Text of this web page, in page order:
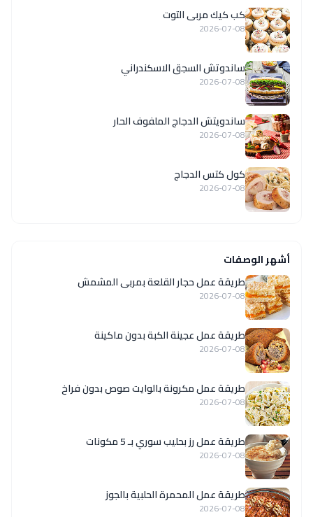
كب كيك مربى التوت
2026-07-08
ساندوتش السجق الاسكندراني
2026-07-08
ساندويتش الدجاج الملفوف الحار
2026-07-08
كول كتس الدجاج
2026-07-08
أشهر الوصفات
طريقة عمل حجار القلعة بمربى المشمش
2026-07-08
طريقة عمل عجينة الكبة بدون ماكينة
2026-07-08
طريقة عمل مكرونة بالوايت صوص بدون فراخ
2026-07-08
طريقة عمل رز بحليب سوري بـ 5 مكونات
2026-07-08
طريقة عمل المحمرة الحلبية بالجوز
2026-07-08